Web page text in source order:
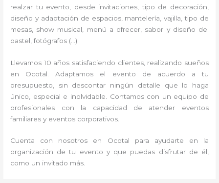
realzar tu evento, desde invitaciones, tipo de decoración,
diseño y adaptación de espacios, mantelería, vajilla, tipo de
mesas, show musical, menú a ofrecer, sabor y diseño del
pastel, fotógrafos (…)
Llevamos 10 años satisfaciendo clientes, realizando sueños
en Ocotal. Adaptamos el evento de acuerdo a tu
presupuesto, sin descontar ningún detalle que lo haga
único, especial e inolvidable. Contamos con un equipo de
profesionales con la capacidad de atender eventos
familiares y eventos corporativos.
Cuenta con nosotros en Ocotal para ayudarte en la
organización de tu evento y que puedas disfrutar de él,
como un invitado más.